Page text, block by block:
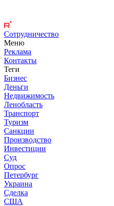
Сотрудничество
Меню
Реклама
Контакты
Теги
Бизнес
Деньги
Недвижимость
Ленобласть
Транспорт
Туризм
Санкции
Производство
Инвестиции
Суд
Опрос
Петербург
Украина
Сделка
США